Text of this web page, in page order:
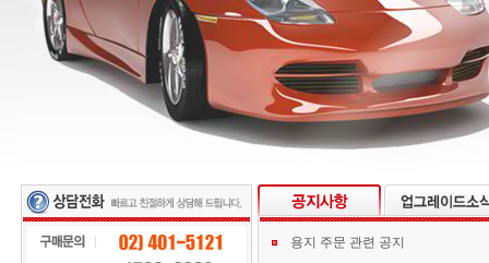
용지 주문 관련 공지